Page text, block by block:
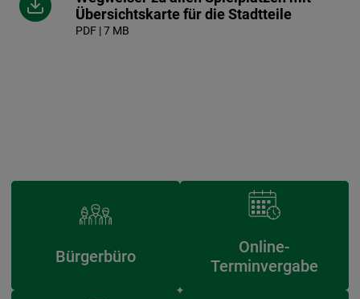
Übersichtskarte für die Stadtteile
PDF | 7 MB
Bürgerbüro
Online-
Terminvergabe